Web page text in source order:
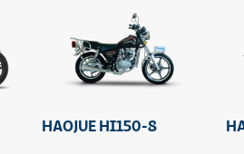
HAOJUE HI150-8